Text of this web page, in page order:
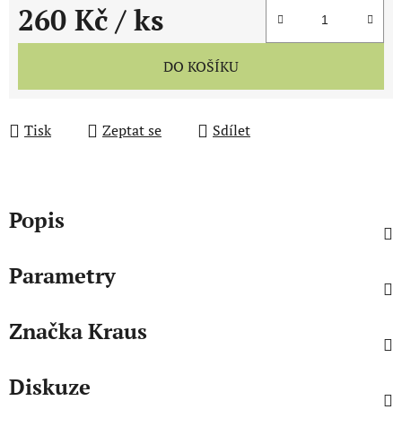
260 Kč / ks
Měrná cena:
DO KOŠÍKU
Tisk Zeptat se Sdílet
Popis
Parametry
ZnačkaKraus
Diskuze